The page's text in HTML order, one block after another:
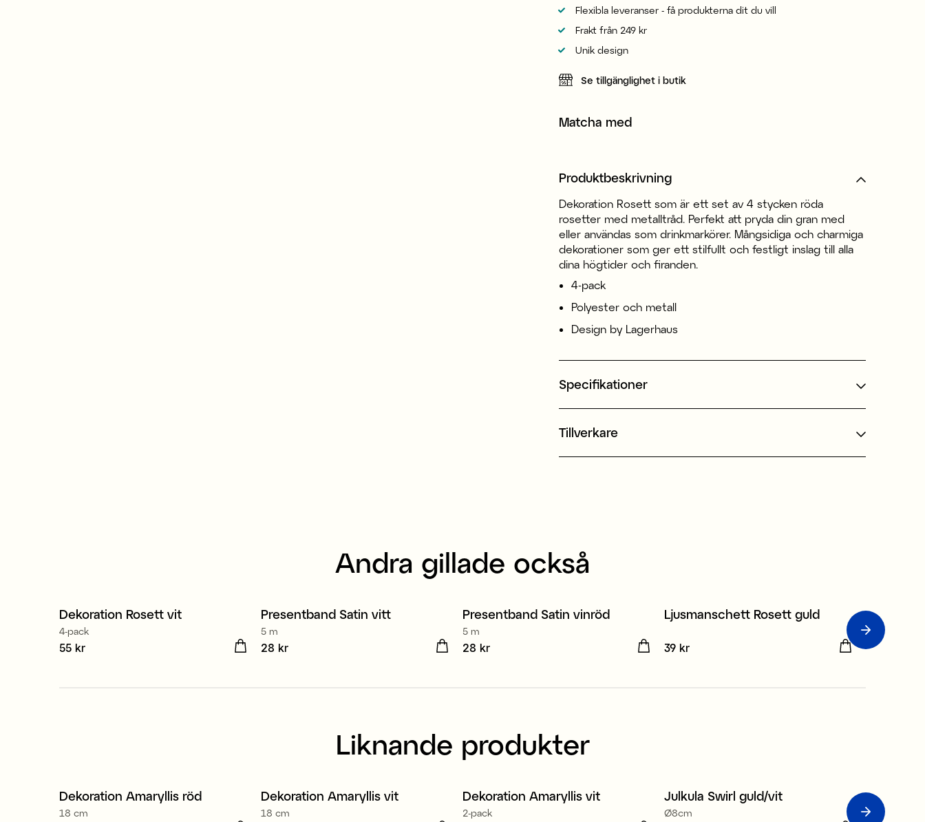
Flexibla leveranser - få produkterna dit du vill
Frakt från 249 kr
Unik design
Se tillgänglighet i butik
Matcha med
Produktbeskrivning
Dekoration Rosett som är ett set av 4 stycken röda
rosetter med metalltråd. Perfekt att pryda din gran med
eller användas som drinkmarkörer. Mångsidiga och charmiga
dekorationer som ger ett stilfullt och festligt inslag till alla
dina högtider och firanden.
4-pack
Polyester och metall
Design by Lagerhaus
Specifikationer
Tillverkare
Andra gillade också
Dekoration Rosett vit
4-pack
Pris:
55 kr
Presentband Satin vitt
5 m
Pris:28 kr
28 kr
Presentband Satin vinröd
5 m
Pris:28 kr
28 kr
Ljusmanschett Rosett guld
Pris:
39 kr
2-pack
Pris
39 kr
Liknande produkter
Dekoration Amaryllis röd
18 cm
Dekoration Amaryllis vit
18 cm
Dekoration Amaryllis vit
2-pack
Julkula Swirl guld/vit
Ø8cm 4-pack